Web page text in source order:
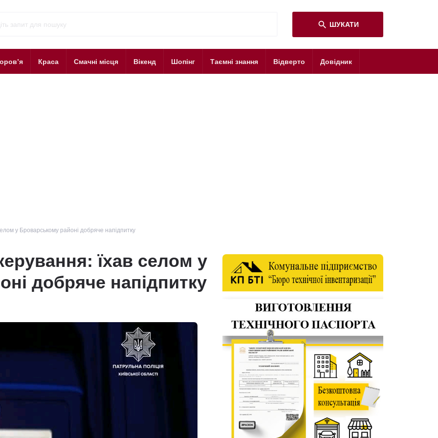
search ШУКАТИ
Краса Смачні місця Вікенд Шопінг Таємні знання Відверто Довідник
у Броварському районі добряче напідпитку
їхав селом у
добряче напідпитку